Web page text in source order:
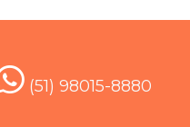
(51) 98015-8880